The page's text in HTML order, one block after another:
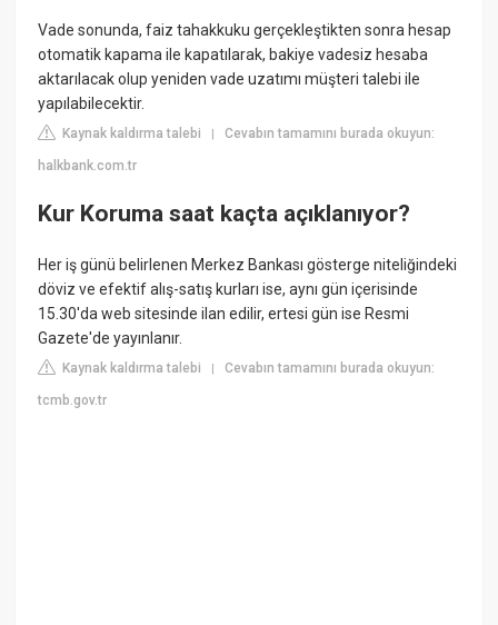
Vade sonunda, faiz tahakkuku gerçekleştikten sonra hesap
otomatik kapama ile kapatılarak, bakiye vadesiz hesaba
aktarılacak olup yeniden vade uzatımı müşteri talebi ile
yapılabilecektir.
Kaynak kaldırma talebi |Cevabın tamamını burada okuyun:
halkbank.com.tr
Kur Koruma saat kaçta açıklanıyor?
Her iş günü belirlenen Merkez Bankası gösterge niteliğindeki
döviz ve efektif alış-satış kurları ise, aynı gün içerisinde
15.30'da web sitesinde ilan edilir, ertesi gün ise Resmi
Gazete'de yayınlanır.
Kaynak kaldırma talebi |Cevabın tamamını burada okuyun:
tcmb.gov.tr